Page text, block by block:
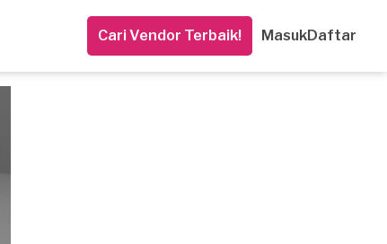
Cari Vendor Terbaik! MasukDaftar